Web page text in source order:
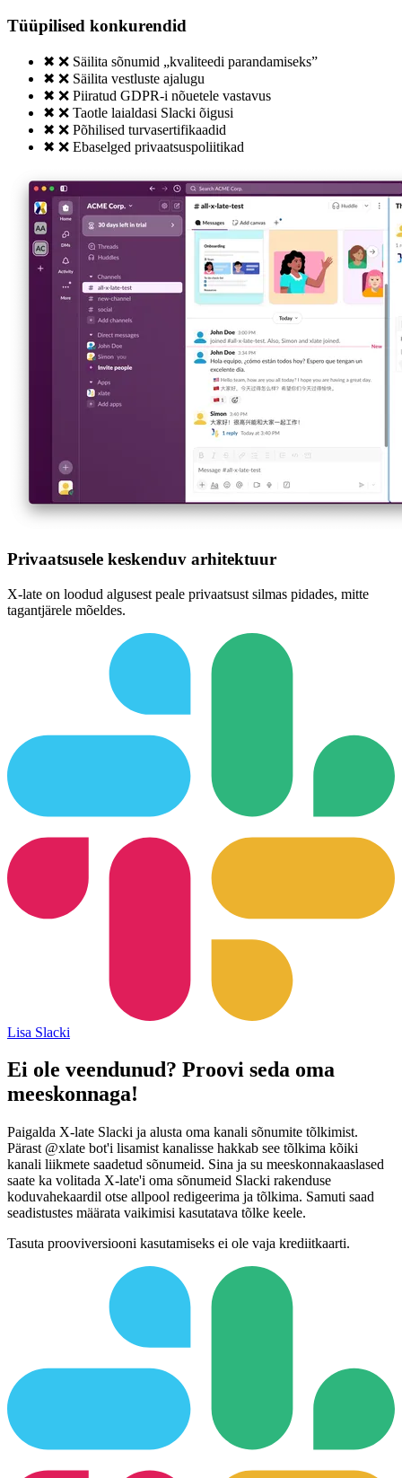
Tüüpilised konkurendid
✖ ❌ Säilita sõnumid „kvaliteedi parandamiseks”
✖ ❌ Säilita vestluste ajalugu
✖ ❌ Piiratud GDPR-i nõuetele vastavus
✖ ❌ Taotle laialdasi Slacki õigusi
✖ ❌ Põhilised turvasertifikaadid
✖ ❌ Ebaselged privaatsuspoliitikad
Privaatsusele keskenduv arhitektuur
X-late on loodud algusest peale privaatsust silmas pidades, mitte
tagantjärele mõeldes.
Lisa Slacki
Ei ole veendunud? Proovi seda oma
meeskonnaga!
Paigalda X-late Slacki ja alusta oma kanali sõnumite tõlkimist.
Pärast @xlate bot'i lisamist kanalisse hakkab see tõlkima kõiki
kanali liikmete saadetud sõnumeid. Sina ja su meeskonnakaaslased
saate ka volitada X-late'i oma sõnumeid Slacki rakenduse
koduvahekaardil otse allpool redigeerima ja tõlkima. Samuti saad
seadistustes määrata vaikimisi kasutatava tõlke keele.
Tasuta prooviversiooni kasutamiseks ei ole vaja krediitkaarti.